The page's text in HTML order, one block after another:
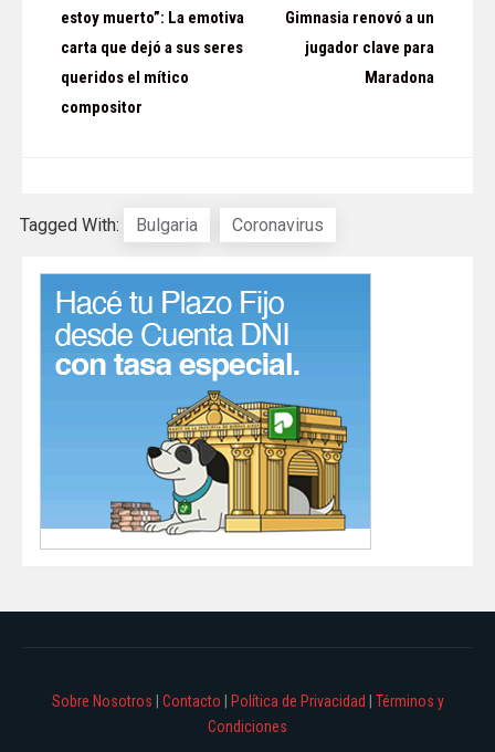
entradas
estoy muerto”: La emotiva
carta que dejó a sus seres
queridos el mítico
compositor
Gimnasia renovó a un
jugador clave para
Maradona
Tagged With: Bulgaria Coronavirus
Sobre Nosotros Contacto Política de Privacidad
Términos y
Condiciones